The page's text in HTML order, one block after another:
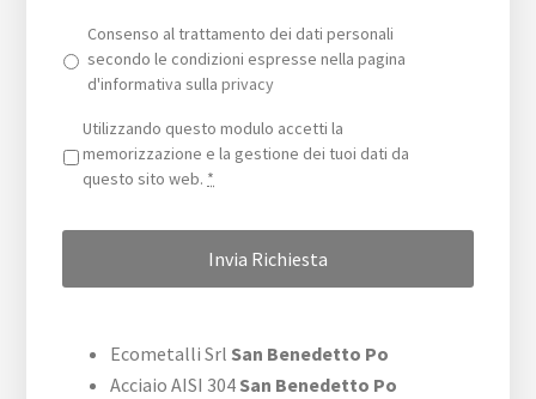
Consenso al trattamento dei dati personali
secondo le condizioni espresse nella pagina
d'informativa sullaprivacy
Privacy *
Utilizzando questo modulo accetti la
memorizzazione e la gestione dei tuoi dati da
questo sito web. *
Ecometalli Srl San Benedetto Po
Acciaio AISI 304 San Benedetto Po